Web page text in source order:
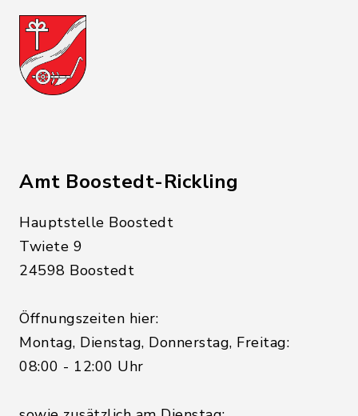
Amt Boostedt-Rickling
Hauptstelle Boostedt
Twiete 9
24598 Boostedt
Öffnungszeiten hier:
Montag, Dienstag, Donnerstag, Freitag:
08:00 - 12:00 Uhr